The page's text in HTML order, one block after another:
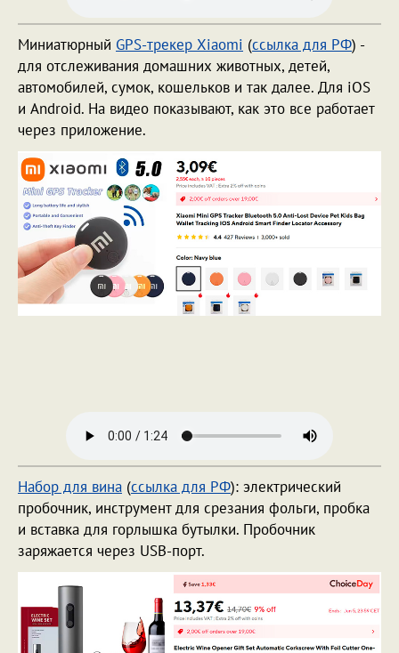
Миниатюрный GPS-трекер Xiaomi (ссылка для РФ) -
для отслеживания домашних животных, детей,
автомобилей, сумок, кошельков и так далее. Для iOS
и Android. На видео показывают, как это все работает
через приложение.
Набор для вина (ссылка для РФ): электрический
пробочник, инструмент для срезания фольги, пробка
и вставка для горлышка бутылки. Пробочник
заряжается через USB-порт.